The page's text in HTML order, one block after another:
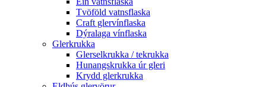
Tvöföld vatnsflaska
Craft glervínflaska
Dýralaga vínflaska
Glerkrukka
Glerselkrukka / tekrukka
Hunangskrukka úr gleri
Krydd glerkrukka